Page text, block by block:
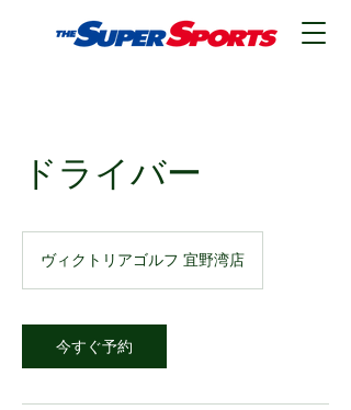
ドライバー
ヴィクトリアゴルフ 宜野湾店
今すぐ予約